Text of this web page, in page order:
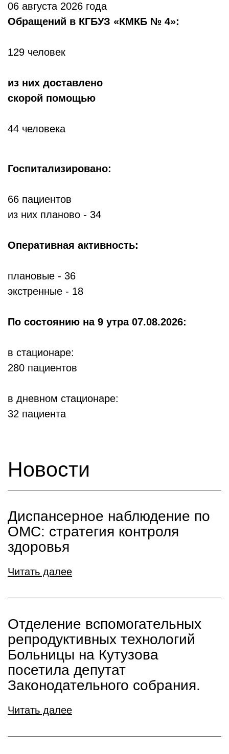
06 августа 2026 года
Обращений в КГБУЗ «КМКБ № 4»:
129 человек
из них доставлено
скорой помощью
44 человека
Госпитализировано:
66 пациентов
из них планово - 34
Оперативная активность:
плановые - 36
экстренные - 18
По состоянию на 9 утра 07.08.2026:
в стационаре:
280 пациентов
в дневном стационаре:
32 пациента
Новости
Диспансерное наблюдение по
ОМС: стратегия контроля
здоровья
Читать далее
Отделение вспомогательных
репродуктивных технологий
Больницы на Кутузова
посетила депутат
Законодательного собрания.
Читать далее